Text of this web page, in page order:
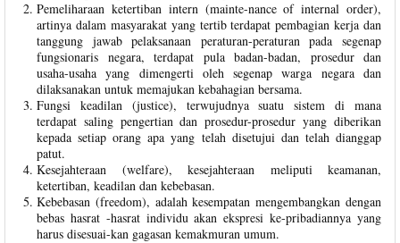
Pemeliharaan ketertiban intern (mainte-nance of internal order),
artinya dalam masyarakat yang tertib terdapat pembagian kerja dan
tanggung jawab pelaksanaan peraturan-peraturan pada segenap
fungsionaris negara, terdapat pula badan-badan, prosedur dan
usaha-usaha yang dimengerti oleh segenap warga negara dan
dilaksanakan untuk memajukan kebahagian bersama.
Fungsi keadilan (justice), terwujudnya suatu sistem di mana
terdapat saling pengertian dan prosedur-prosedur yang diberikan
kepada setiap orang apa yang telah disetujui dan telah dianggap
patut.
Kesejahteraan (welfare), kesejahteraan meliputi keamanan,
ketertiban, keadilan dan kebebasan.
Kebebasan (freedom), adalah kesempatan mengembangkan dengan
bebas hasrat -hasrat individu akan ekspresi ke-pribadiannya yang
harus disesuai-kan gagasan kemakmuran umum.